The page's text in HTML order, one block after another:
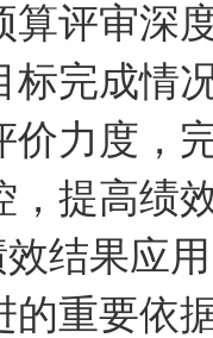
算评审深
标完成情
价力度，
，提高绩
果应用
的重要依